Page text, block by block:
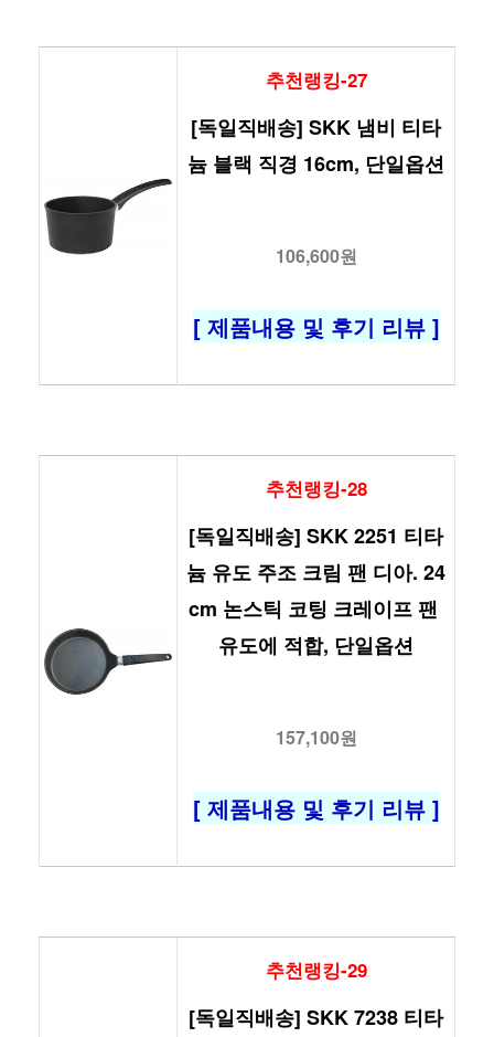
추천랭킹-27
[독일직배송] SKK 냄비 티타
늄 블랙 직경 16cm, 단일옵션
106,600원
[ 제품내용 및 후기 리뷰 ]
추천랭킹-28
[독일직배송] SKK 2251 티타
늄 유도 주조 크림 팬 디아. 24
cm 논스틱 코팅 크레이프 팬
유도에 적합, 단일옵션
157,100원
[ 제품내용 및 후기 리뷰 ]
추천랭킹-29
[독일직배송] SKK 7238 티타